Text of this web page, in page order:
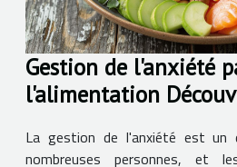
Gestion de l'anxiété
l'alimentation
La gestion de l'anxiété est un
nombreuses personnes, et